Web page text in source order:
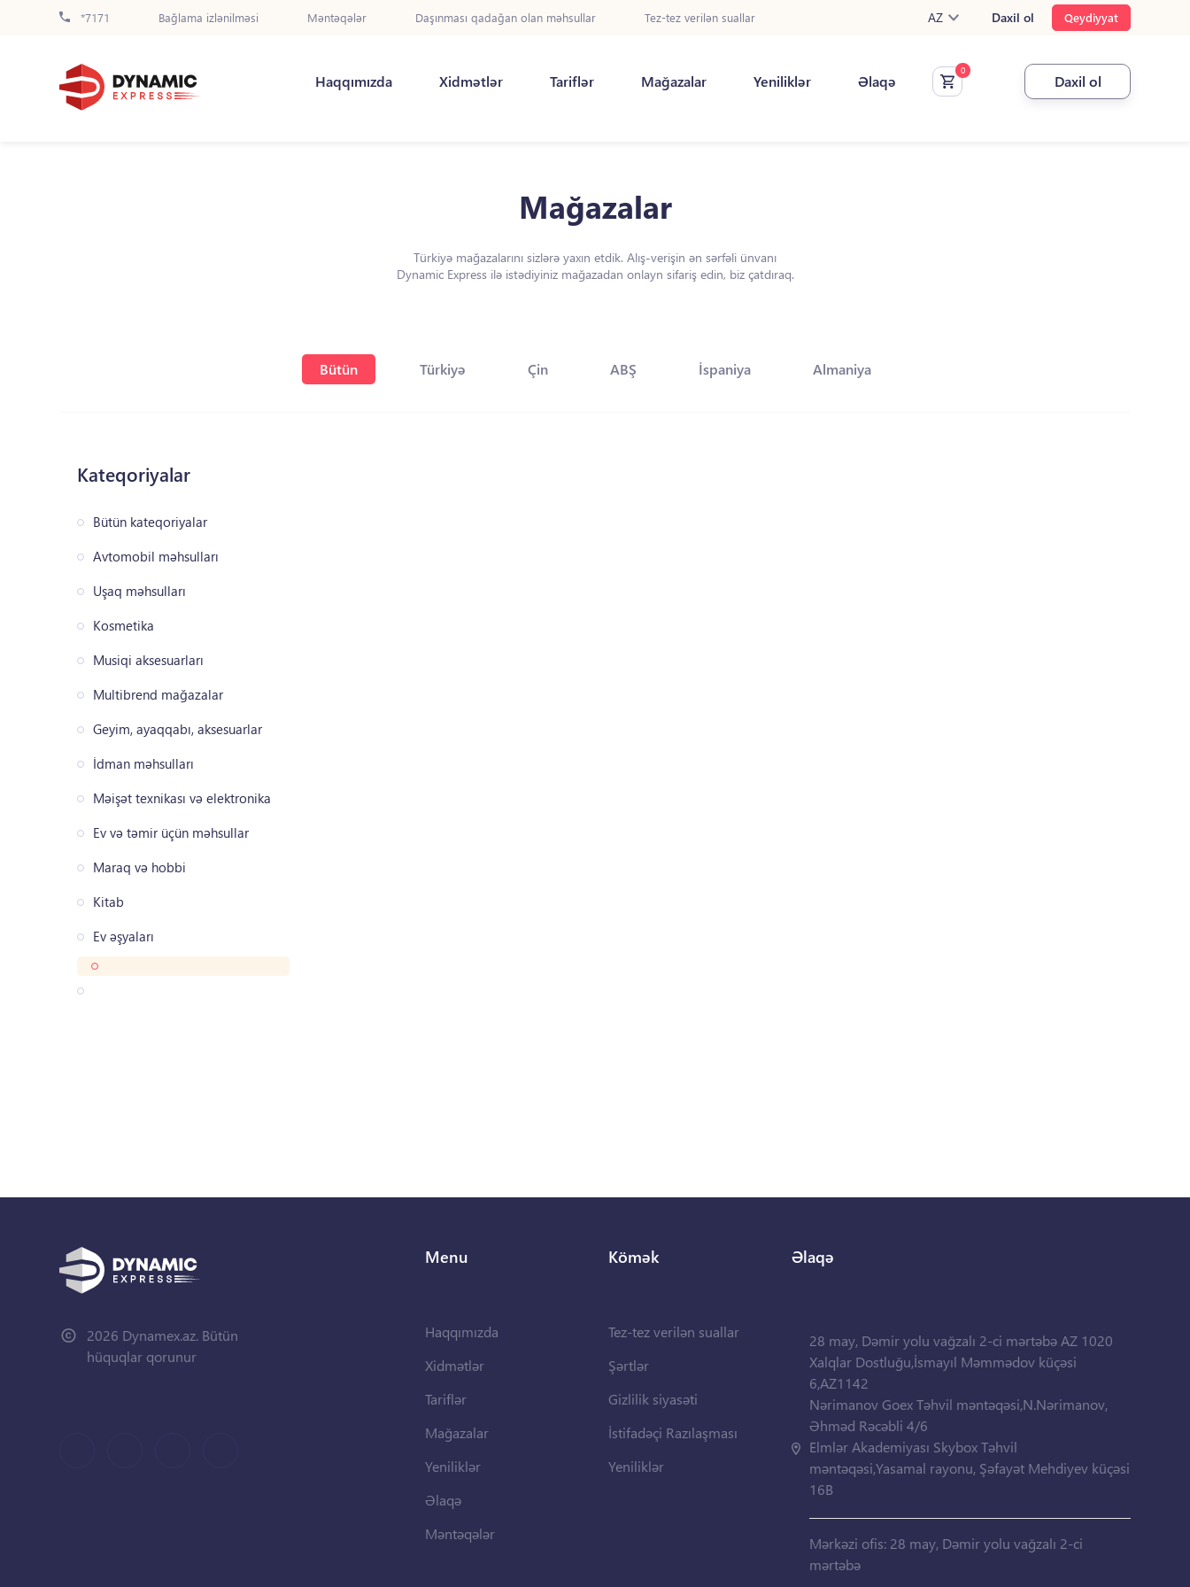
*7171 Bağlama izlənilməsi Məntəqələr Daşınması qadağan olan məhsullar Tez-tez verilən suallar AZ Daxil ol Qeydiyyat
Haqqımızda Xidmətlər Tariflər Mağazalar Yeniliklər Əlaqə Daxil ol
Mağazalar
Türkiyə mağazalarını sizlərə yaxın etdik. Alış-verişin ən sərfəli ünvanı
Dynamic Express ilə istədiyiniz mağazadan onlayn sifariş edin, biz çatdıraq.
Bütün Türkiyə Çin ABŞ İspaniya Almaniya
Kateqoriyalar
Bütün kateqoriyalar
Avtomobil məhsulları
Uşaq məhsulları
Kosmetika
Musiqi aksesuarları
Multibrend mağazalar
Geyim, ayaqqabı, aksesuarlar
İdman məhsulları
Məişət texnikası və elektronika
Ev və təmir üçün məhsullar
Maraq və hobbi
Kitab
Ev əşyaları
2026 Dynamex.az. Bütün
hüquqlar qorunur
Menu
Haqqımızda
Xidmətlər
Tariflər
Mağazalar
Yeniliklər
Əlaqə
Məntəqələr
Kömək
Tez-tez verilən suallar
Şərtlər
Gizlilik siyasəti
İstifadəçi Razılaşması
Yeniliklər
Əlaqə
28 may, Dəmir yolu vağzalı 2-ci mərtəbə AZ 1020
Xalqlar Dostluğu,İsmayıl Məmmədov küçəsi
6,AZ1142
Nərimanov Goex Təhvil məntəqəsi,N.Nərimanov,
Əhməd Rəcəbli 4/6
Elmlər Akademiyası Skybox Təhvil
məntəqəsi,Yasamal rayonu, Şəfayət Mehdiyev küçəsi
16B
Mərkəzi ofis: 28 may, Dəmir yolu vağzalı 2-ci
mərtəbə